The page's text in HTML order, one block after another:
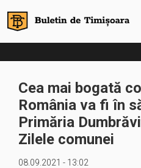
Cea mai bogată
România va fi în
Primăria
Zilele comunei
08.09.2021 - 13:02